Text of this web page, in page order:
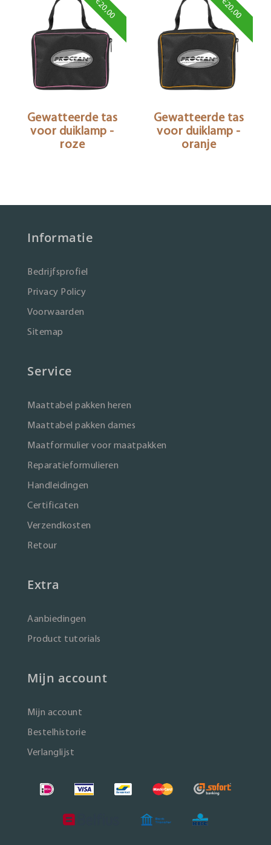
€20,00
Gewatteerde tas
voor duiklamp -
roze
€20,00
Gewatteerde tas
voor duiklamp -
oranje
Informatie
Bedrijfsprofiel
Privacy Policy
Voorwaarden
Sitemap
Service
Maattabel pakken heren
Maattabel pakken dames
Maatformulier voor maatpakken
Reparatieformulieren
Handleidingen
Certificaten
Verzendkosten
Retour
Extra
Aanbiedingen
Product tutorials
Mijn account
Mijn account
Bestelhistorie
Verlanglijst